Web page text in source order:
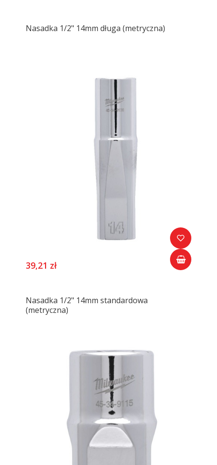
Nasadka 1/2" 14mm długa (metryczna)
39,21 zł
Nasadka 1/2" 14mm standardowa
(metryczna)